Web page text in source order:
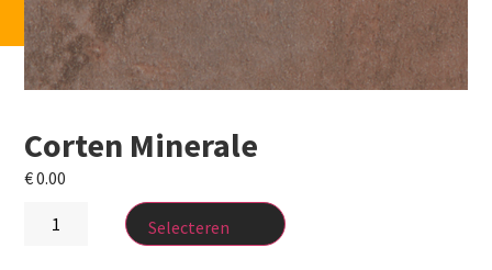
Corten Minerale
€0.00
Selecteren